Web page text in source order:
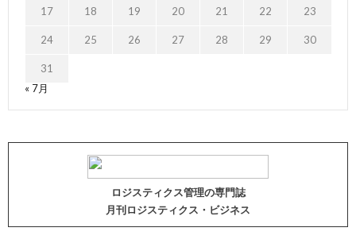
17 18 19 20 21 22 23
24 25 26 27 28 29 30
31
« 7月
ロジスティクス管理の専門誌
月刊ロジスティクス・ビジネス